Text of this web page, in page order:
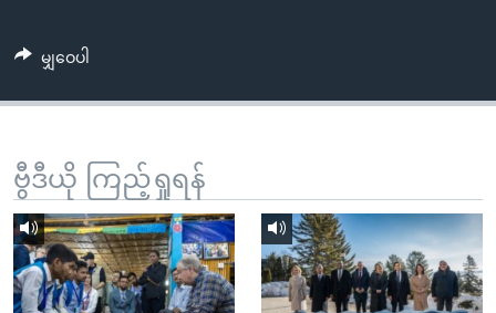
ရှာဖွေ
နေရာ
သို့
ကျော်
ရန်
မျှဝေပါ
ဗွီဒီယို ကြည့်ရှုရန်